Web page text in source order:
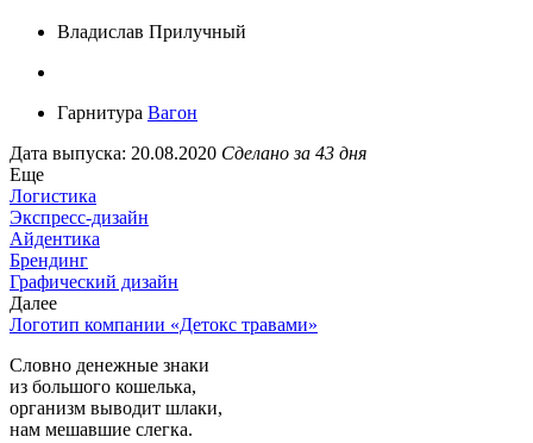
Владислав Прилучный
Гарнитура Вагон
Дата выпуска: 20.08.2020 Сделано за 43 дня
Еще
Логистика
Экспресс-дизайн
Айдентика
Брендинг
Графический дизайн
Далее
Логотип компании «Детокс травами»
Словно денежные знаки
из большого кошелька,
организм выводит шлаки,
нам мешавшие слегка.